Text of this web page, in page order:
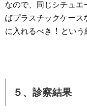
なので、同じシチュ
ばプラスチックケース
に入れるべき ！ という
５、診察結果